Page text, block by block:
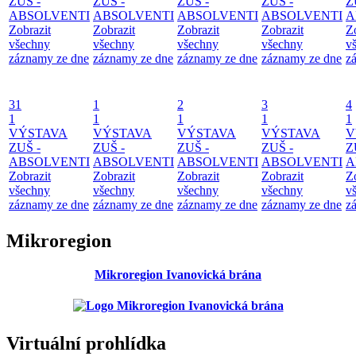
ABSOLVENTI
Zobrazit
všechny
záznamy ze dne
ABSOLVENTI
Zobrazit
všechny
záznamy ze dne
ABSOLVENTI
Zobrazit
všechny
záznamy ze dne
ABSOLVENTI
Zobrazit
všechny
záznamy ze dne
31
1
VÝSTAVA
ZUŠ -
ABSOLVENTI
Zobrazit
všechny
záznamy ze dne
1
1
VÝSTAVA
ZUŠ -
ABSOLVENTI
Zobrazit
všechny
záznamy ze dne
2
1
VÝSTAVA
ZUŠ -
ABSOLVENTI
Zobrazit
všechny
záznamy ze dne
3
1
VÝSTAVA
ZUŠ -
ABSOLVENTI
Zobrazit
všechny
záznamy ze dne
4
1
Mikroregion
Mikroregion Ivanovická brána
Virtuální prohlídka